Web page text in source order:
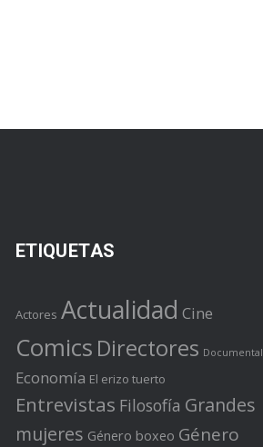
ETIQUETAS
Actores Actualidad Cine
Comics Directores Documental
Economía El erizo tuerto
Entrevistas Filosofía Grandes
mujeres Género boxeo Género